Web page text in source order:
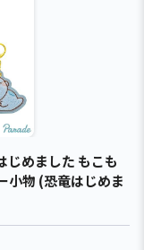
じめました もこも
小物 (恐竜はじめま